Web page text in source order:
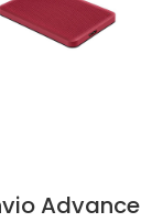
Advance